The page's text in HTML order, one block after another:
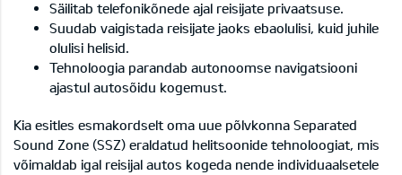
Säilitab telefonikõnede ajal reisijate privaatsuse.
Suudab vaigistada reisijate jaoks ebaolulisi, kuid juhile
olulisi helisid.
Tehnoloogia parandab autonoomse navigatsiooni
ajastul autosõidu kogemust.
Kia esitles esmakordselt oma uue põlvkonna Separated
Sound Zone (SSZ) eraldatud helitsoonide tehnoloogiat, mis
võimaldab igal reisijal autos kogeda nende individuaalsetele